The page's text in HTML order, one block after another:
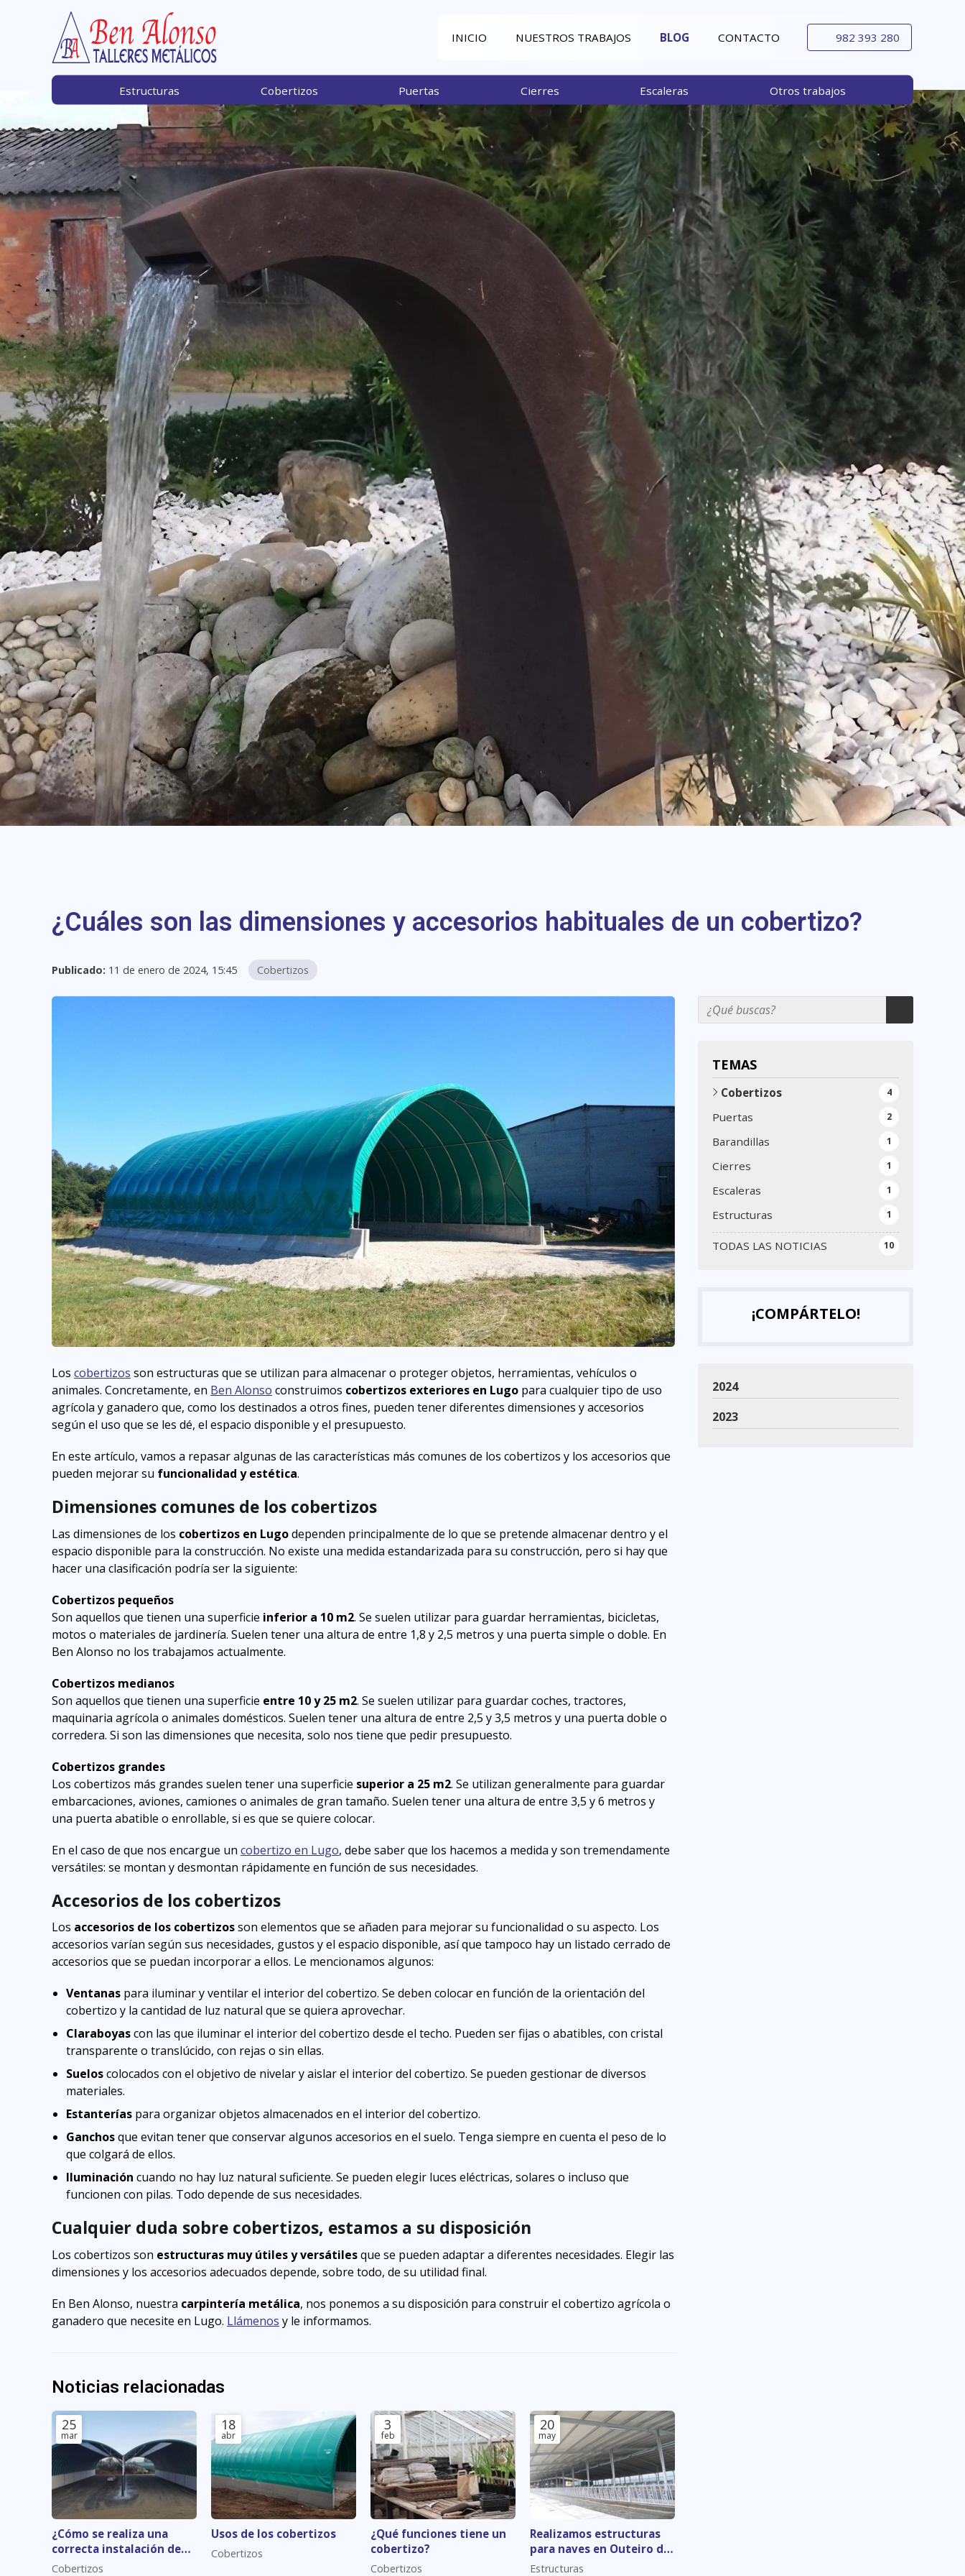
INICIO NUESTROS TRABAJOS BLOG CONTACTO 982 393 280
Estructuras Cobertizos Puertas Cierres Escaleras Otros trabajos
¿Cuáles son las dimensiones y accesorios habituales de un cobertizo?
Publicado: 11 de enero de 2024, 15:45 Cobertizos
TEMAS
TODAS LAS NOTICIAS 10
Cobertizos 4
Puertas 2
Barandillas 1
Cierres 1
Escaleras 1
Estructuras 1
Los cobertizos son estructuras que se utilizan para almacenar o proteger objetos, herramientas, vehículos o
animales. Concretamente, en Ben Alonso construimos cobertizos exteriores en Lugo para cualquier tipo de uso
agrícola y ganadero que, como los destinados a otros fines, pueden tener diferentes dimensiones y accesorios
según el uso que se les dé, el espacio disponible y el presupuesto.
En este artículo, vamos a repasar algunas de las características más comunes de los cobertizos y los accesorios que
pueden mejorar su funcionalidad y estética.
Dimensiones comunes de los cobertizos
Las dimensiones de los cobertizos en Lugodependen principalmente de lo que se pretende almacenar dentro y el
espacio disponible para la construcción. No existe una medida estandarizada para su construcción, pero si hay que
hacer una clasificación podría ser la siguiente:
Cobertizos pequeños
Son aquellos que tienen una superficie inferior a 10 m2. Se suelen utilizar para guardar herramientas, bicicletas,
motos o materiales de jardinería. Suelen tener una altura de entre 1,8 y 2,5 metros y una puerta simple o doble. En
Ben Alonso no los trabajamos actualmente.
Cobertizos medianos
Son aquellos que tienen una superficie entre 10 y 25 m2. Se suelen utilizar para guardar coches, tractores,
maquinaria agrícola o animales domésticos. Suelen tener una altura de entre 2,5 y 3,5 metros y una puerta doble o
corredera. Si son las dimensiones que necesita, solo nos tiene que pedir presupuesto.
Cobertizos grandes
Los cobertizos más grandes suelen tener una superficie superior a 25 m2. Se utilizan generalmente para guardar
embarcaciones, aviones, camiones o animales de gran tamaño. Suelen tener una altura de entre 3,5 y 6 metros y
una puerta abatible o enrollable, si es que se quiere colocar.
En el caso de que nos encargue un cobertizo en Lugo, debe saber que los hacemos a medida y son tremendamente
versátiles: se montan y desmontan rápidamente en función de sus necesidades.
Accesorios de los cobertizos
Los accesorios de los cobertizosson elementos que se añaden para mejorar su funcionalidad o su aspecto. Los
accesorios varían según sus necesidades, gustos y el espacio disponible, así que tampoco hay un listado cerrado de
accesorios que se puedan incorporar a ellos. Le mencionamos algunos:
Ventanas para iluminar y ventilar el interior del cobertizo. Se deben colocar en función de la orientación del
cobertizo y la cantidad de luz natural que se quiera aprovechar.
Claraboyascon las que iluminar el interior del cobertizo desde el techo. Pueden ser fijas o abatibles, con cristal
transparente o translúcido, con rejas o sin ellas.
Sueloscolocados con el objetivo de nivelar y aislar el interior del cobertizo. Se pueden gestionar de diversos
materiales.
Estanterías para organizar objetos almacenados en el interior del cobertizo.
Ganchosque evitan tener que conservar algunos accesorios en el suelo. Tenga siempre en cuenta el peso de lo
que colgará de ellos.
Iluminación cuando no hay luz natural suficiente. Se pueden elegir luces eléctricas, solares o incluso que
funcionen con pilas. Todo depende de sus necesidades.
Cualquier duda sobre cobertizos, estamos a su disposición
Los cobertizos son estructuras muy útiles y versátilesque se pueden adaptar a diferentes necesidades. Elegir las
dimensiones y los accesorios adecuados depende, sobre todo, de su utilidad final.
En Ben Alonso, nuestra carpintería metálica, nos ponemos a su disposición para construir el cobertizo agrícola o
ganadero que necesite en Lugo. Llámenos y le informamos.
Noticias relacionadas
25
mar
¿Cómo se realiza una
correcta instalación de
cobertizos?
Cobertizos
18
abr
Usos de los cobertizos
Cobertizos
3
feb
¿Qué funciones tiene un
cobertizo?
Cobertizos
20
may
Realizamos estructuras
para naves en Outeiro de
Rei
Estructuras
¡COMPÁRTELO!
2024
2023